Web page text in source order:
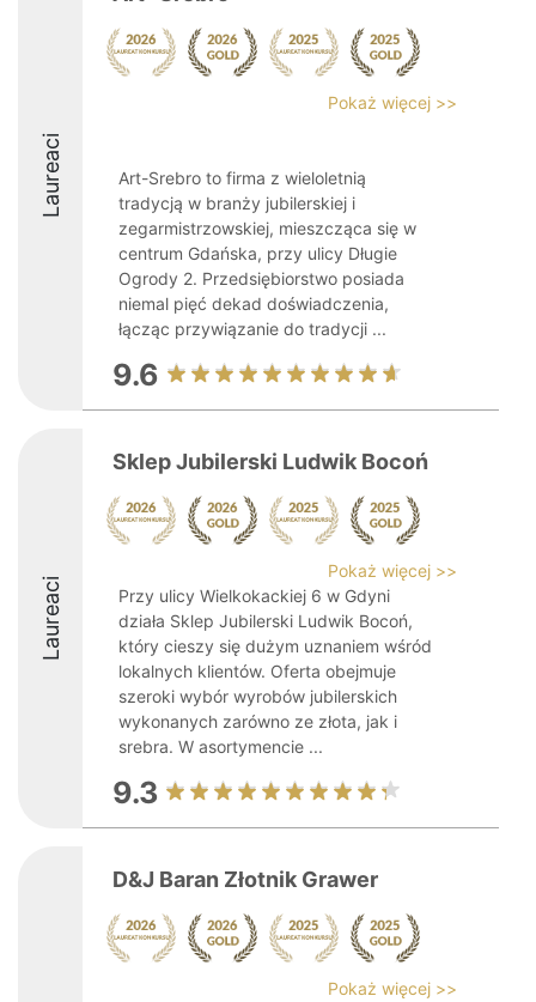
Laureaci
Pokaż więcej >>
Art-Srebro to firma z wieloletnią
tradycją w branży jubilerskiej i
zegarmistrzowskiej, mieszcząca się w
centrum Gdańska, przy ulicy Długie
Ogrody 2. Przedsiębiorstwo posiada
niemal pięć dekad doświadczenia,
łącząc przywiązanie do tradycji ...
9.6
Laureaci
Sklep Jubilerski Ludwik Bocoń
Pokaż więcej >>
Przy ulicy Wielkokackiej 6 w Gdyni
działa Sklep Jubilerski Ludwik Bocoń,
który cieszy się dużym uznaniem wśród
lokalnych klientów. Oferta obejmuje
szeroki wybór wyrobów jubilerskich
wykonanych zarówno ze złota, jak i
srebra. W asortymencie ...
9.3
D&J Baran Złotnik Grawer
Pokaż więcej >>